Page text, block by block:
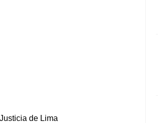
de Lima